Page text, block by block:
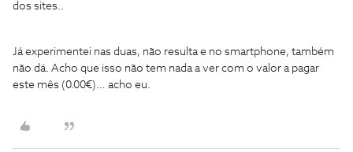
dos sites..
Já experimentei nas duas, não resulta e no smartphone, também
não dá. Acho que isso não tem nada a ver com o valor a pagar
este mês (0.00€)… acho eu.